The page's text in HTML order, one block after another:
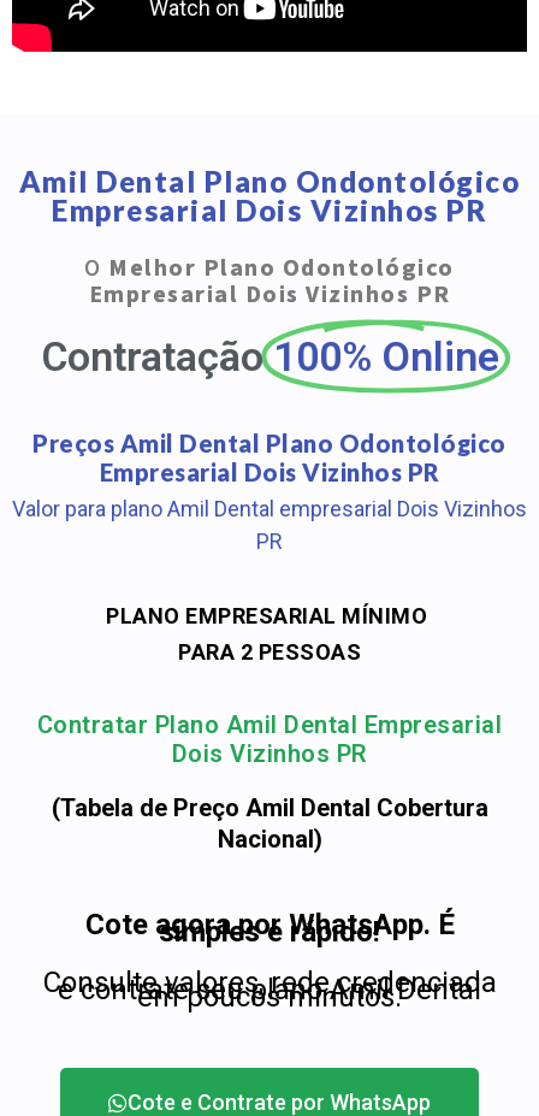
Amil Dental Plano Ondontológico
Empresarial Dois Vizinhos PR
O Melhor Plano Odontológico
Empresarial Dois Vizinhos PR
Contratação 100% Online
Preços Amil Dental Plano Odontológico
Empresarial Dois Vizinhos PR
Valor para plano Amil Dental empresarial Dois Vizinhos
PR
PLANO EMPRESARIAL MÍNIMO
PARA 2 PESSOAS
Contratar Plano Amil Dental Empresarial
Dois Vizinhos PR
(Tabela de Preço Amil Dental Cobertura
Nacional)
Cote agora por WhatsApp. É
simples e rápido!
Consulte valores, rede credenciada
e contrate seu plano Amil Dental
em poucos minutos.
Cote e Contrate por WhatsApp